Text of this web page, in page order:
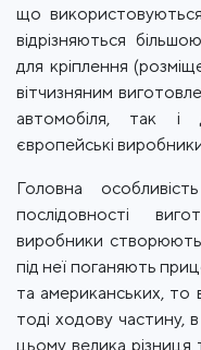
що
відрізняються
для кріплення
вітчизняним
автомобіля, так і
європейські
Головна
послідовності
виробники
під неї поганяють
та американських,
тоді ходову частину,
цьому велика